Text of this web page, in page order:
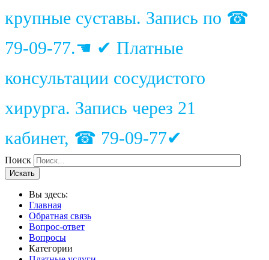
крупные суставы. Запись по ☎
79-09-77.☚ ✔ Платные
консультации сосудистого
хирурга. Запись через 21
кабинет, ☎ 79-09-77✔
Поиск
Искать
Вы здесь:
Главная
Обратная связь
Вопрос-ответ
Вопросы
Категории